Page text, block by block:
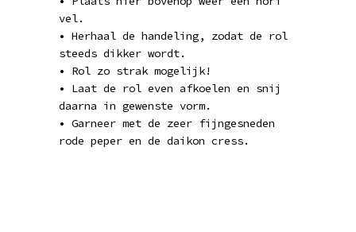
vel.
• Herhaal de handeling, zodat de rol
steeds dikker wordt.
• Rol zo strak mogelijk!
• Laat de rol even afkoelen en snij
daarna in gewenste vorm.
• Garneer met de zeer fijngesneden
rode peper en de daikon cress.